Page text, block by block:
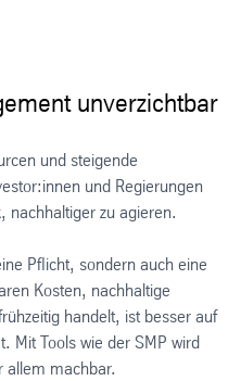
unverzichtbar
und steigende
und Regierungen
nachhaltiger zu agieren.
Pflicht, sondern auch eine
Kosten, nachhaltige
handelt, ist besser auf
Mit Tools wie der SMP wird
allem machbar.